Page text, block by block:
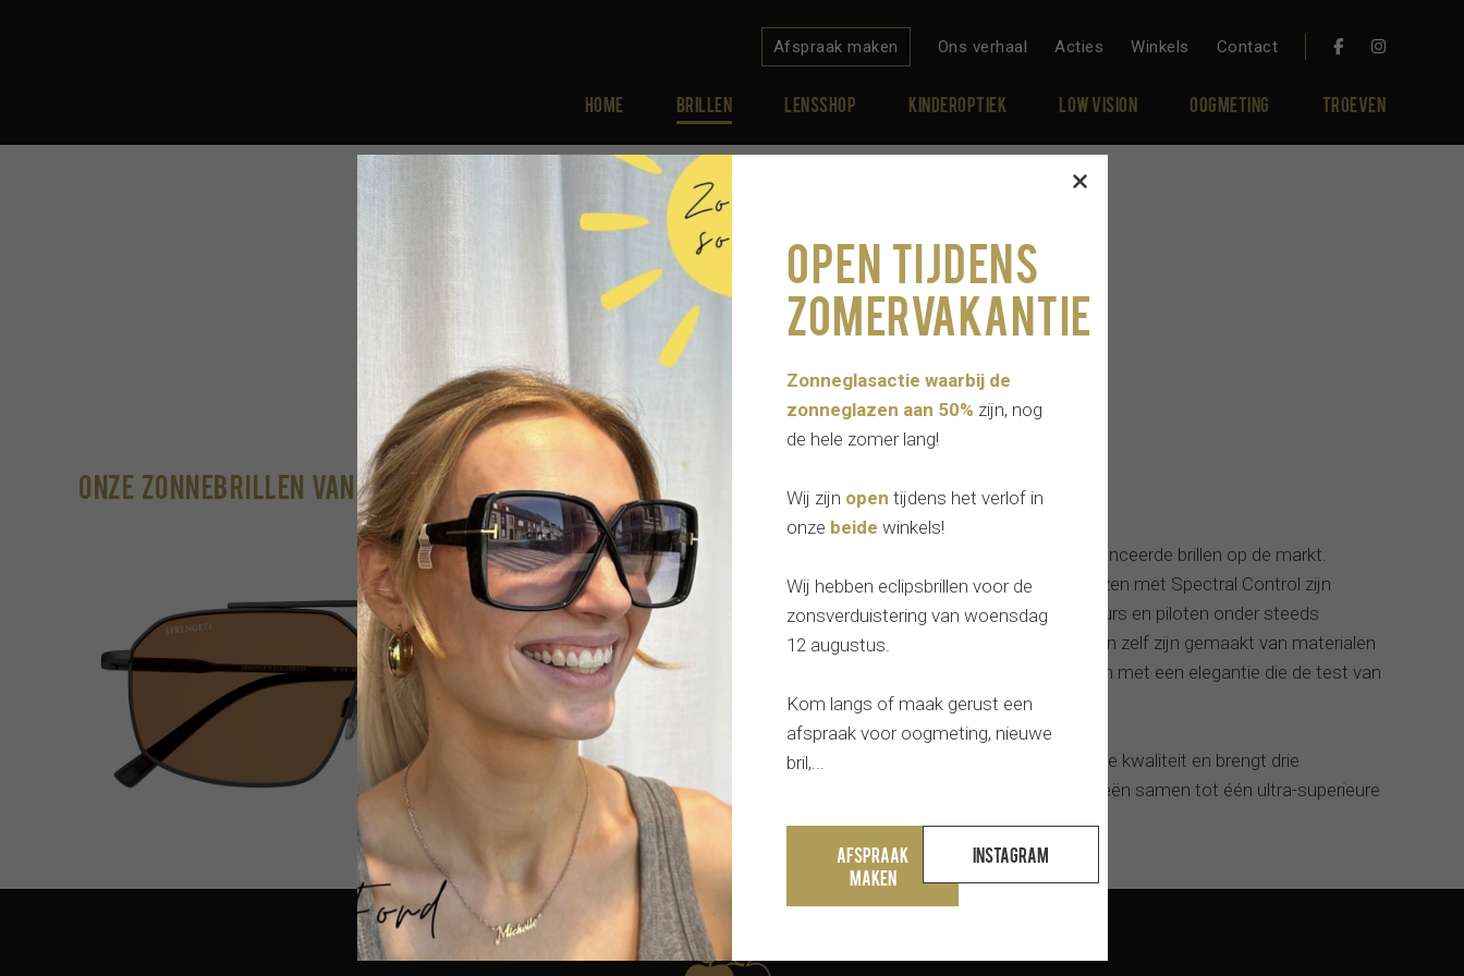
Afspraak maken Ons verhaal Acties Winkels Contact
Home Brillen Lensshop Kinderoptiek Low vision Oogmeting Troeven
Home Brillen Optische brillen Serengeti
Onze Zonnebrillen van Serengeti
Serengeti maakt de meest technische geavanceerde brillen op de markt.
Krachtige fotochrome en gepolariseerde lenzen met Spectral Control zijn
speciaal afgestemd op de ogen van chauffeurs en piloten onder steeds
veranderende omstandigheden. De producten zelf zijn gemaakt van materialen
van de hoogste kwaliteit en zijn vormgegeven met een elegantie die de test van
tijd doorstaat.
De glazen van Serengeti zijn van hoogstaande kwaliteit en brengt drie
verschillende industrie-bepalende technologieën samen tot één ultra-superieure
OPEN TIJDENS
ZOMERVAKANTIE
Zonneglasactie waarbij de
zonneglazen aan 50% zijn, nog
de hele zomer lang!
Wij zijn open tijdens het verlof in
onze beide winkels!
Wij hebben eclipsbrillen voor de
zonsverduistering van woensdag
12 augustus.
Kom langs of maak gerust een
afspraak voor oogmeting, nieuwe
bril,...
Afspraak
maken
Instagram